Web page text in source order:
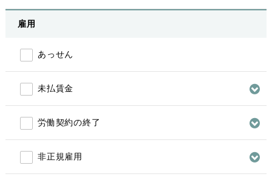
雇用
あっせん
未払賃金
労働契約の終了
非正規雇用